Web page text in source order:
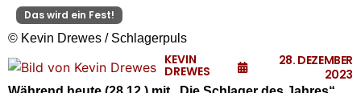
Das wird ein Fest!
© Kevin Drewes / Schlagerpuls
KEVIN
DREWES
28. DEZEMBER
2023